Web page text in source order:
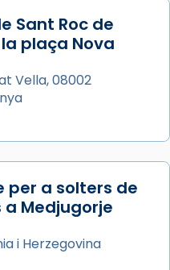
i
sant Cugat, a
la tradició
a Júlia”) i
=
I l’any 1667, el
afirma en una obra
l’antiga Iluro.
relíquies fins que
Sant Roc de
plaça Nova
Vella, 08002
per a solters de
a Medjugorje
i Herzegovina